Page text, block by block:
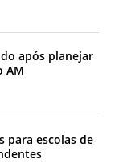
após planejar
AM
para escolas de